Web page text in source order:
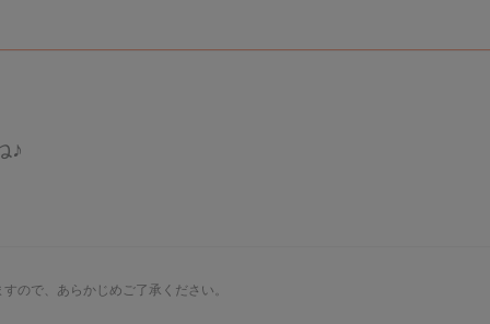
♪
ので、あらかじめご了承ください。